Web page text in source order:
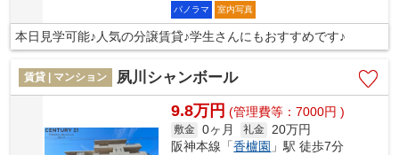
パノラマ 室内写真
本日見学可能♪人気の分譲賃貸♪学生さんにもおすすめです♪
賃貸 | マンション 夙川シャンボール
9.8万円 (管理費等：7000円 )
敷金 0ヶ月 礼金 20万円
阪神本線「香櫨園 」駅 徒歩7分